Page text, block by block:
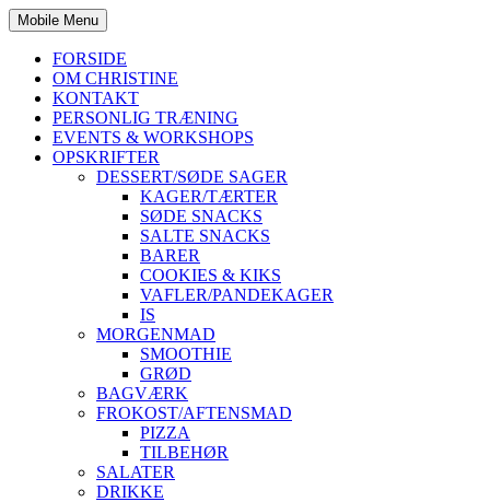
Mobile Menu
FORSIDE
OM CHRISTINE
KONTAKT
PERSONLIG TRÆNING
EVENTS & WORKSHOPS
OPSKRIFTER
DESSERT/SØDE SAGER
KAGER/TÆRTER
SØDE SNACKS
SALTE SNACKS
BARER
COOKIES & KIKS
VAFLER/PANDEKAGER
IS
MORGENMAD
SMOOTHIE
GRØD
BAGVÆRK
FROKOST/AFTENSMAD
PIZZA
TILBEHØR
SALATER
DRIKKE